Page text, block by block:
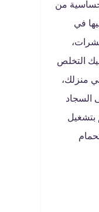
حساسية من
في
التخلص
منزلك،
السجاد
بتشغيل